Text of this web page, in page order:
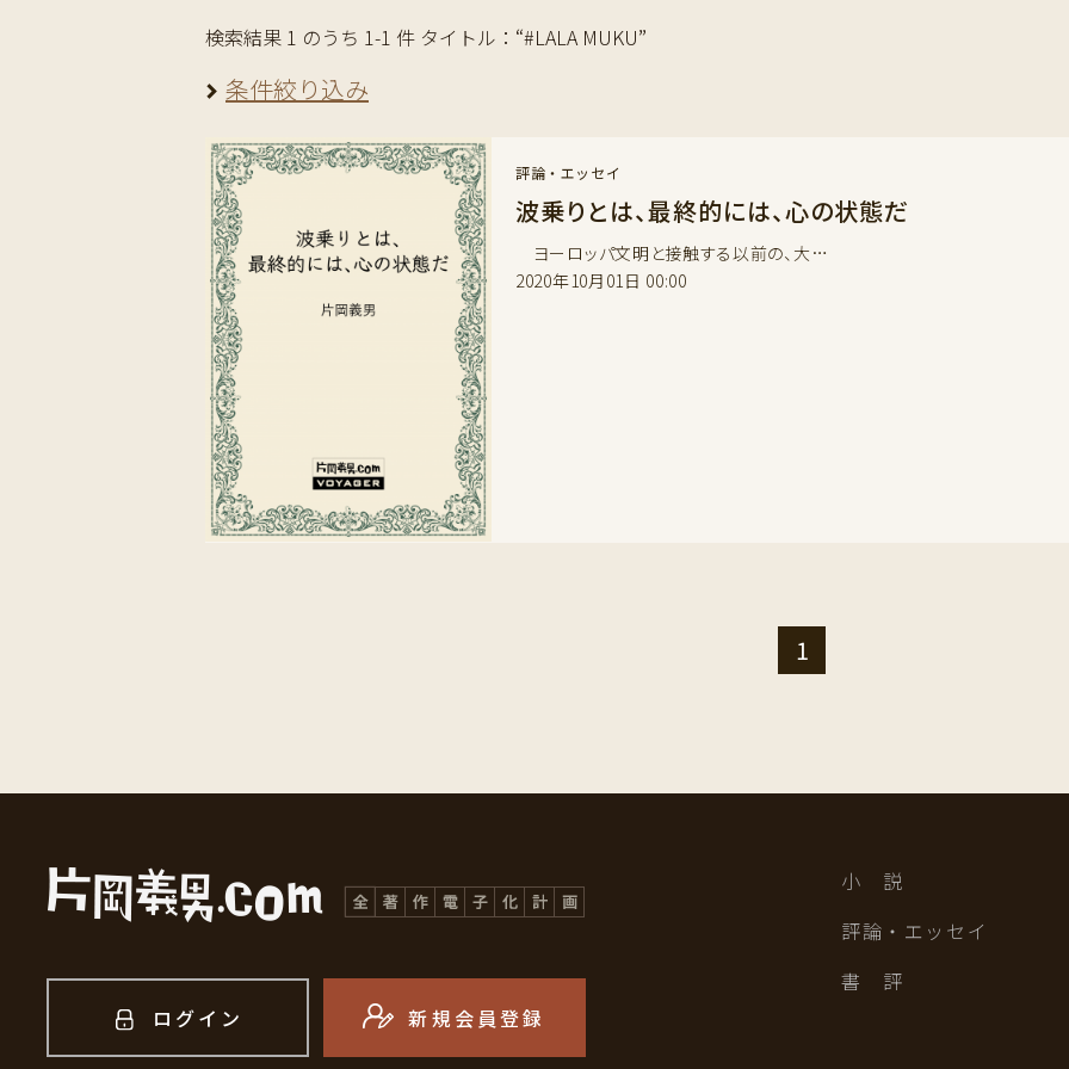
検索結果 1 のうち 1-1 件 タイトル：“#LALA MUKU”
条件絞り込み
評論・エッセイ
波乗りとは、最終的には、心の状態だ
ヨーロッパ文明と接触する以前の、大…
2020年10月01日 00:00
1
ログイン 新規会員登録
小 説
評論・エッセイ
書 評